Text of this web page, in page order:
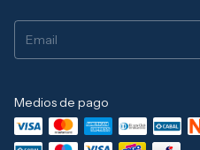
Medios de pago